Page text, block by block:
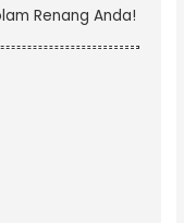
Renang Anda!